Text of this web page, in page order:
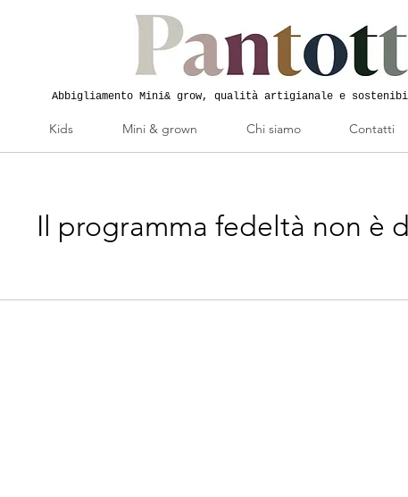
Abbigliamento Mini& grow, qualità artigianale e
Kids Mini & grown Chi siamo Contatti
Il programma fedeltà non è